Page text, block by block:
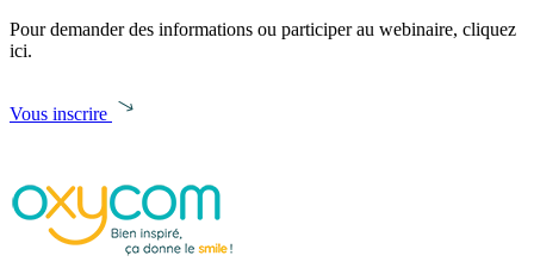
Pour demander des informations ou participer au webinaire, cliquez
ici.
Vous inscrire